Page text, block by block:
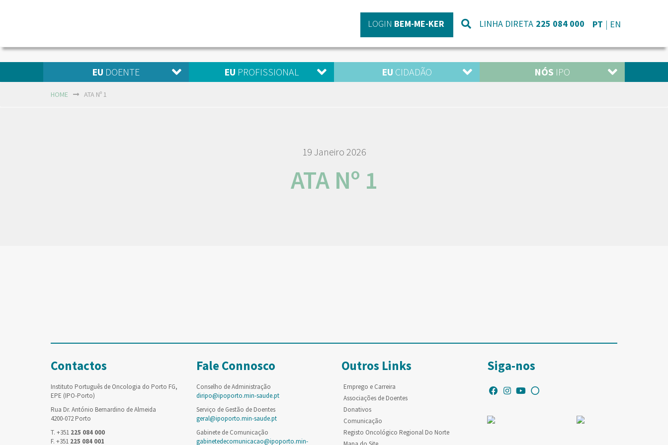
LOGIN BEM-ME-KER LINHA DIRETA 225 084 000 PT EN
EU DOENTE EU PROFISSIONAL EU CIDADÃO NÓS IPO
HOME ATA Nº 1
19 Janeiro 2026
ATA Nº 1
Contactos
Instituto Português de Oncologia do Porto FG,
EPE (IPO-Porto)
Rua Dr. António Bernardino de Almeida
4200-072 Porto
T. +351 225 084 000
F. +351 225 084 001
Fale Connosco
Conselho de Administração
diripo@ipoporto.min-saude.pt
Serviço de Gestão de Doentes
geral@ipoporto.min-saude.pt
Gabinete de Comunicação
gabinetedecomunicacao@ipoporto.min-
Outros Links
Emprego e Carreira
Associações de Doentes
Donativos
Comunicação
Registo Oncológico Regional Do Norte
Siga-nos